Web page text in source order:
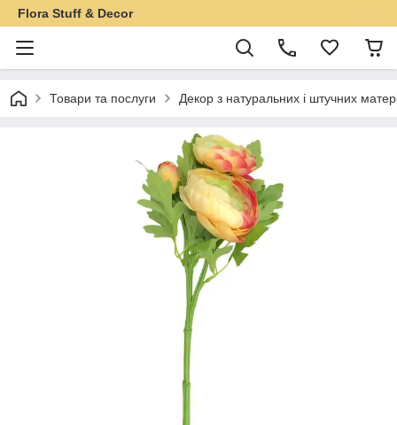
Flora Stuff & Decor
Товари та послуги Декор з натуральних і штучних